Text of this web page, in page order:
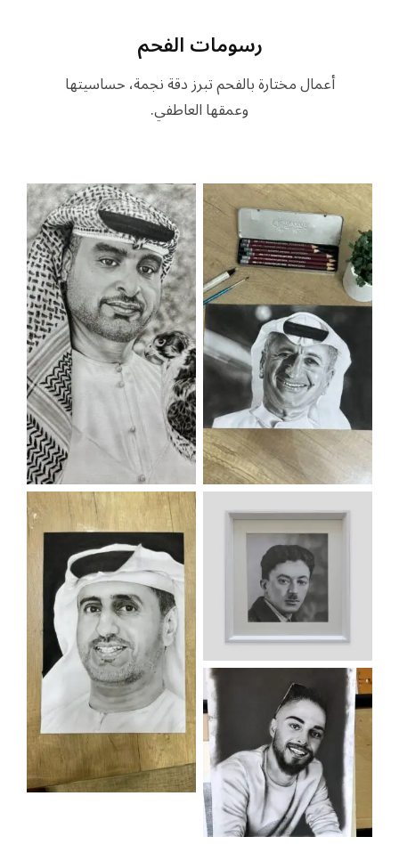
رسومات الفحم
أعمال مختارة بالفحم تبرز دقة نجمة، حساسيتها
وعمقها العاطفي.